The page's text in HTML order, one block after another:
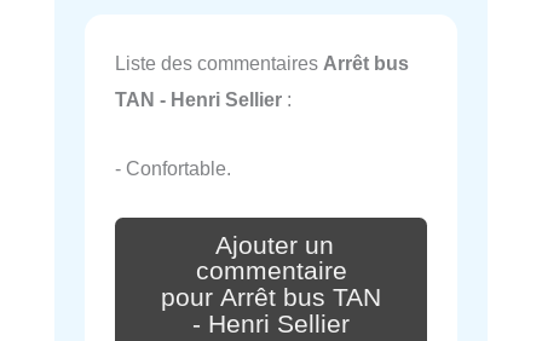
Liste des commentaires Arrêt bus
TAN - Henri Sellier :
- Confortable.
Ajouter un
commentaire
pour Arrêt bus TAN
- Henri Sellier